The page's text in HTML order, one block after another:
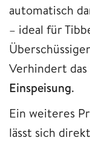
automatisch
– ideal für
Verhindert
Einspeisung.
Ein weiteres
lässt sich